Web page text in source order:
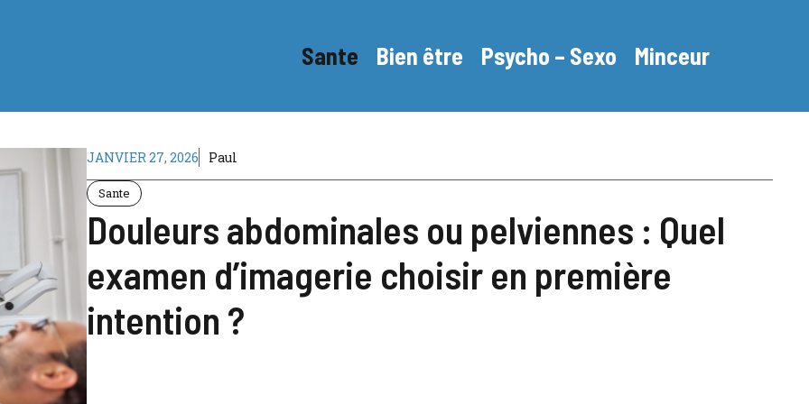
Sante Bien être Psycho – Sexo Minceur
JANVIER 27, 2026 Paul
Sante
Douleurs abdominales ou pelviennes : Quel
examen d’imagerie choisir en première
intention ?